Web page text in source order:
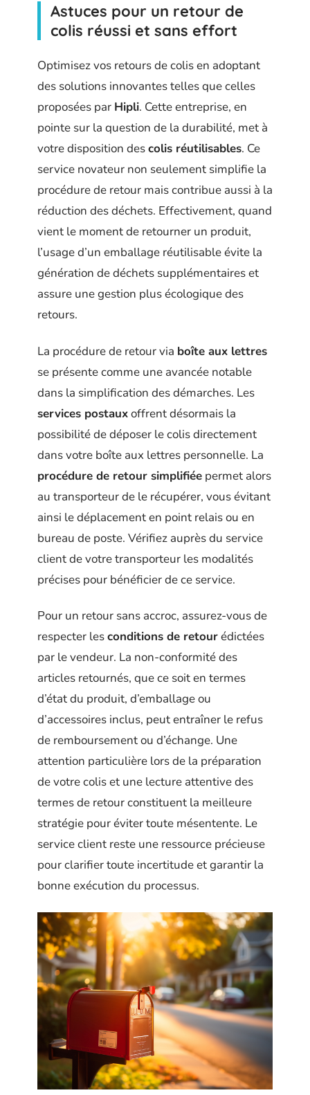
Astuces pour un retour de
colis réussi et sans effort
Optimisez vos retours de colis en adoptant
des solutions innovantes telles que celles
proposées par Hipli. Cette entreprise, en
pointe sur la question de la durabilité, met à
votre disposition descolis réutilisables. Ce
service novateur non seulement simplifie la
procédure de retour mais contribue aussi à la
réduction des déchets. Effectivement, quand
vient le moment de retourner un produit,
l’usage d’un emballage réutilisable évite la
génération de déchets supplémentaires et
assure une gestion plus écologique des
retours.
La procédure de retour via boîte aux lettres
se présente comme une avancée notable
dans la simplification des démarches. Les
services postauxoffrent désormais la
possibilité de déposer le colis directement
dans votre boîte aux lettres personnelle. La
procédure de retour simplifiée permet alors
au transporteur de le récupérer, vous évitant
ainsi le déplacement en point relais ou en
bureau de poste. Vérifiez auprès du service
client de votre transporteur les modalités
précises pour bénéficier de ce service.
Pour un retour sans accroc, assurez-vous de
respecter lesconditions de retourédictées
par le vendeur. La non-conformité des
articles retournés, que ce soit en termes
d’état du produit, d’emballage ou
d’accessoires inclus, peut entraîner le refus
de remboursement ou d’échange. Une
attention particulière lors de la préparation
de votre colis et une lecture attentive des
termes de retour constituent la meilleure
stratégie pour éviter toute mésentente. Le
service client reste une ressource précieuse
pour clarifier toute incertitude et garantir la
bonne exécution du processus.